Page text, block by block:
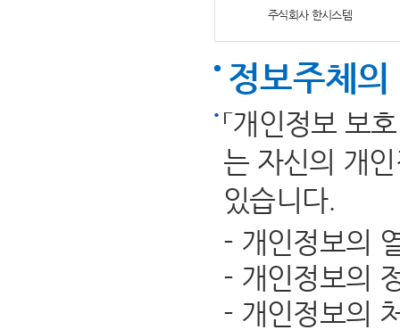
주식회사 한시스템
정보주체의
「개인정보 보
는 자신의 개
있습니다.
- 개인정보의
- 개인정보의
- 개인정보의